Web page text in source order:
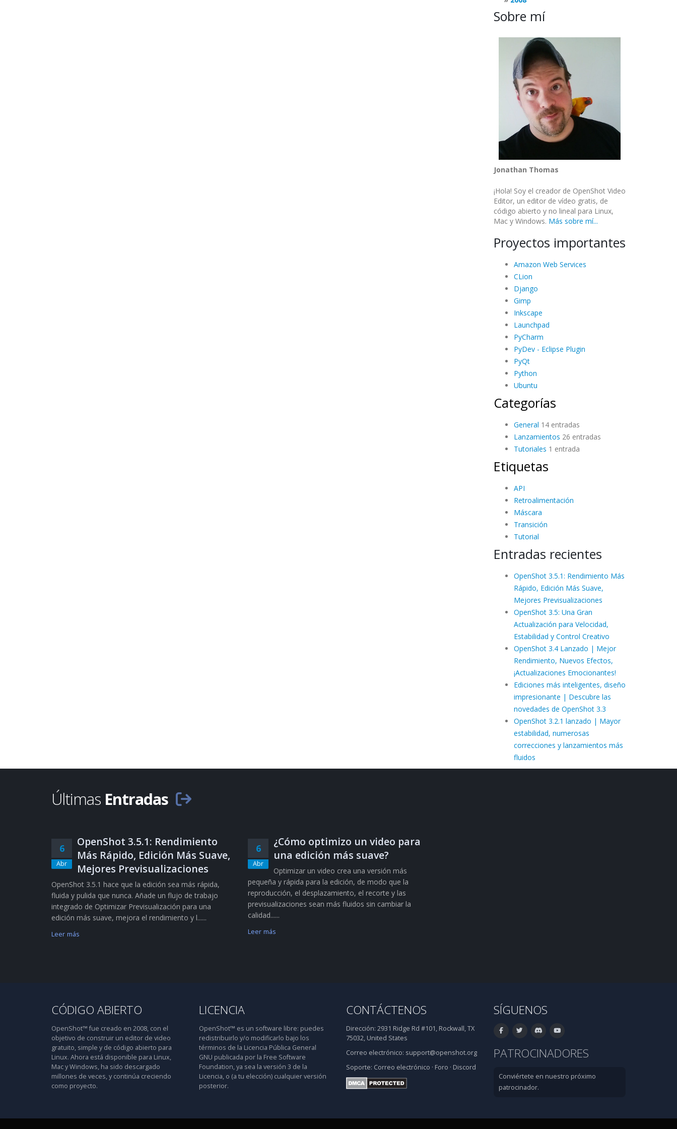
Sobre mí
Jonathan Thomas
¡Hola! Soy el creador de OpenShot Video
Editor, un editor de vídeo gratis, de
código abierto y no lineal para Linux,
Mac y Windows. Más sobre mí...
Proyectos importantes
Amazon Web Services
CLion
Django
Gimp
Inkscape
Launchpad
PyCharm
PyDev - Eclipse Plugin
PyQt
Python
Ubuntu
Categorías
General 14 entradas
Lanzamientos 26 entradas
Tutoriales 1 entrada
Etiquetas
API
Retroalimentación
Máscara
Transición
Tutorial
Entradas recientes
OpenShot 3.5.1: Rendimiento Más
Rápido, Edición Más Suave,
Mejores Previsualizaciones
OpenShot 3.5: Una Gran
Actualización para Velocidad,
Estabilidad y Control Creativo
OpenShot 3.4 Lanzado | Mejor
Rendimiento, Nuevos Efectos,
¡Actualizaciones Emocionantes!
Ediciones más inteligentes, diseño
impresionante | Descubre las
novedades de OpenShot 3.3
OpenShot 3.2.1 lanzado | Mayor
estabilidad, numerosas
correcciones y lanzamientos más
fluidos
Últimas Entradas
6
Abr
OpenShot 3.5.1: Rendimiento
Más Rápido, Edición Más Suave,
Mejores Previsualizaciones
OpenShot 3.5.1 hace que la edición sea más rápida,
fluida y pulida que nunca. Añade un flujo de trabajo
integrado de Optimizar Previsualización para una
edición más suave, mejora el rendimiento y l......
Leer más
6
Abr
¿Cómo optimizo un video para
una edición más suave?
Optimizar un video crea una versión más
pequeña y rápida para la edición, de modo que la
reproducción, el desplazamiento, el recorte y las
previsualizaciones sean más fluidos sin cambiar la
calidad......
Leer más
CÓDIGO ABIERTO
OpenShot™ fue creado en 2008, con el
objetivo de construir un editor de video
gratuito, simple y de código abierto para
Linux. Ahora está disponible para Linux,
Mac y Windows, ha sido descargado
millones de veces, y continúa creciendo
como proyecto.
LICENCIA
OpenShot™ es un software libre: puedes
redistribuirlo y/o modificarlo bajo los
términos de la Licencia Pública General
GNU publicada por la Free Software
Foundation, ya sea la versión 3 de la
Licencia, o (a tu elección) cualquier versión
posterior.
CONTÁCTENOS
Dirección: 2931 Ridge Rd #101, Rockwall, TX
75032, United States
Correo electrónico: support@openshot.org
Soporte: Correo electrónico · Foro · Discord
SÍGUENOS
PATROCINADORES
Conviértete en nuestro próximo
patrocinador.